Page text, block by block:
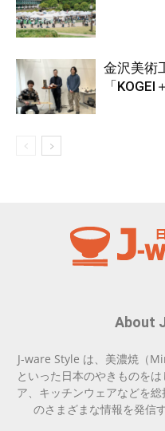
金沢美術
「KOGEI
About
J-ware Style は、美濃焼（
といった日本のやきものを
ア、キッチンウェアなどを
のさまざまな情報を発信